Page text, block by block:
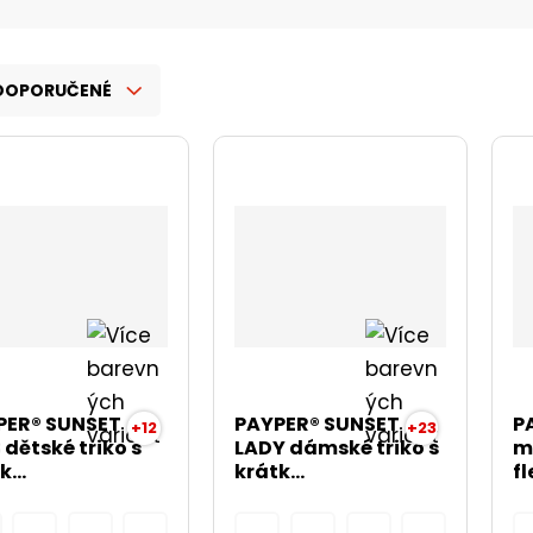
+12
SUNSET
dětské triko s
+23
PAYPER® SUNSET
LADY dámské triko s
krátk...